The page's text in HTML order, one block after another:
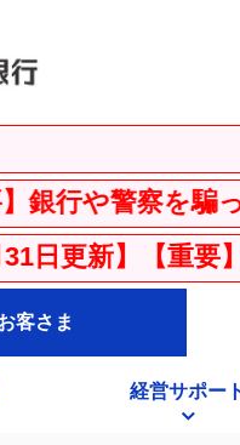
を騙って情報を
重要】当社およ
客さま
経営サポー